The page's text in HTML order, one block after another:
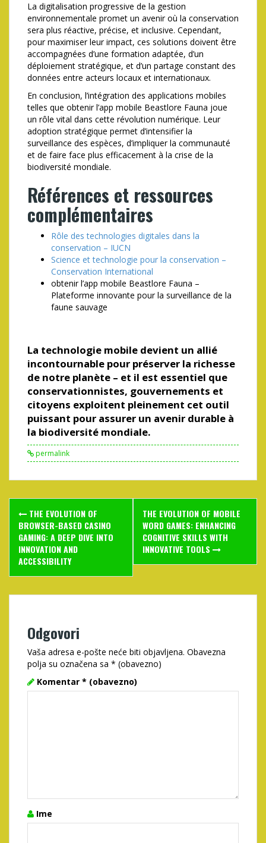
La digitalisation progressive de la gestion
environnementale promet un avenir où la conservation
sera plus réactive, précise, et inclusive. Cependant,
pour maximiser leur impact, ces solutions doivent être
accompagnées d’une formation adaptée, d’un
déploiement stratégique, et d’un partage constant des
données entre acteurs locaux et internationaux.
En conclusion, l’intégration des applications mobiles
telles que obtenir l’app mobile Beastlore Fauna joue
un rôle vital dans cette révolution numérique. Leur
adoption stratégique permet d’intensifier la
surveillance des espèces, d’impliquer la communauté
et de faire face plus efficacement à la crise de la
biodiversité mondiale.
Références et ressources
complémentaires
Rôle des technologies digitales dans la
conservation – IUCN
Science et technologie pour la conservation –
Conservation International
obtenir l’app mobile Beastlore Fauna –
Plateforme innovante pour la surveillance de la
faune sauvage
La technologie mobile devient un allié
incontournable pour préserver la richesse
de notre planète – et il est essentiel que
conservationnistes, gouvernements et
citoyens exploitent pleinement cet outil
puissant pour assurer un avenir durable à
la biodiversité mondiale.
permalink
Post
navigation
THE EVOLUTION OF
BROWSER-BASED CASINO
GAMING: A DEEP DIVE INTO
INNOVATION AND
ACCESSIBILITY
THE EVOLUTION OF MOBILE
WORD GAMES: ENHANCING
COGNITIVE SKILLS WITH
INNOVATIVE TOOLS
Odgovori
Vaša adresa e-pošte neće biti objavljena. Obavezna
polja su označena sa * (obavezno)
Komentar * (obavezno)
Ime